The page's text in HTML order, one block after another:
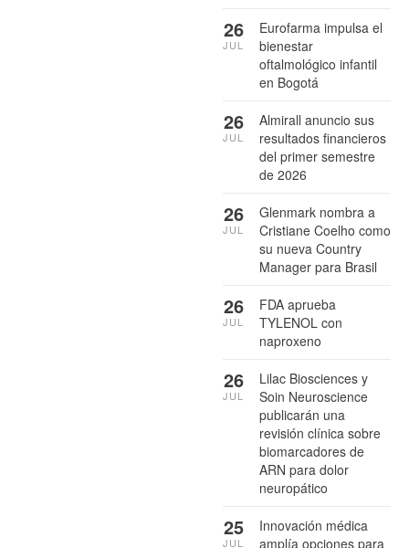
Eurofarma impulsa el
bienestar
oftalmológico infantil
en Bogotá
26
JUL
Almirall anuncio sus
resultados financieros
del primer semestre
de 2026
26
JUL
Glenmark nombra a
Cristiane Coelho como
su nueva Country
Manager para Brasil
26
JUL
FDA aprueba
TYLENOL con
naproxeno
26
JUL
Lilac Biosciences y
Soin Neuroscience
publicarán una
revisión clínica sobre
biomarcadores de
ARN para dolor
neuropático
26
JUL
Innovación médica
amplía opciones para
25
JUL